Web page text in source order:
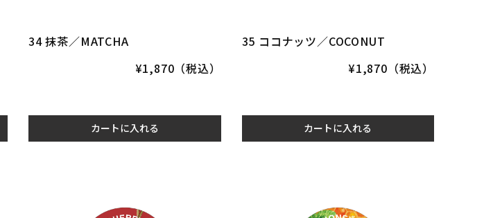
34 抹茶／MATCHA
¥1,870（税込）
カートに入れる
35 ココナッツ／COCONUT
¥1,870（税込）
カートに入れる